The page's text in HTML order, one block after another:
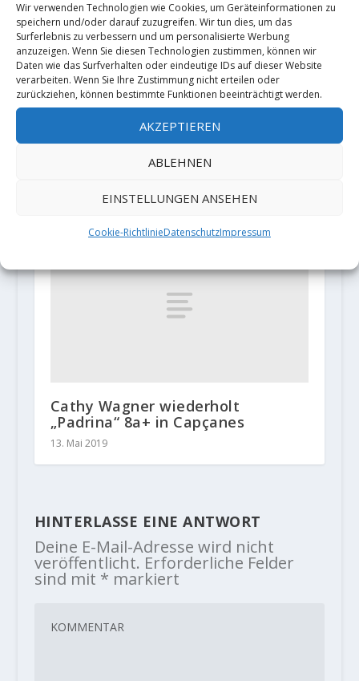
Wir verwenden Technologien wie Cookies, um Geräteinformationen zu
speichern und/oder darauf zuzugreifen. Wir tun dies, um das
Surferlebnis zu verbessern und um personalisierte Werbung
anzuzeigen. Wenn Sie diesen Technologien zustimmen, können wir
Daten wie das Surfverhalten oder eindeutige IDs auf dieser Website
verarbeiten. Wenn Sie Ihre Zustimmung nicht erteilen oder
zurückziehen, können bestimmte Funktionen beeinträchtigt werden.
AKZEPTIEREN
ABLEHNEN
EINSTELLUNGEN ANSEHEN
Cookie-RichtlinieDatenschutzImpressum
Lebenlinien „Thomas, der
14. Mai 2018
Cathy Wagner wiederholt
„Padrina“ 8a+ in Capçanes
13. Mai 2019
HINTERLASSE EINE ANTWORT
Deine E-Mail-Adresse wird nicht
veröffentlicht. Erforderliche Felder
sind mit * markiert